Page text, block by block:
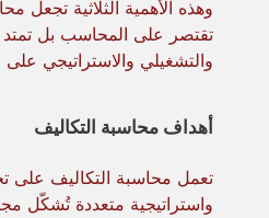
وهذه الأهمية الثلاثية تجعل
تقتصر على المحاسب بل تمتد
والتشغيلي والاستراتيجي
أهداف محاسبة التكاليف
تعمل محاسبة التكاليف على
واستراتيجية متعددة تُشكّل